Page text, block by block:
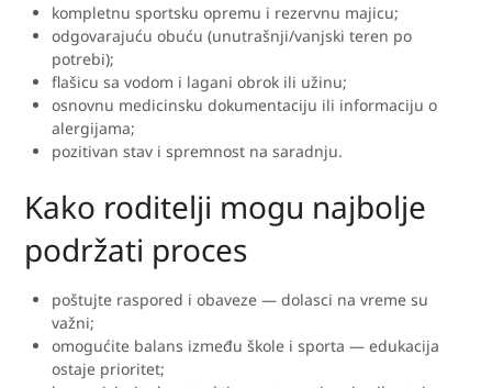
kompletnu sportsku opremu i rezervnu majicu;
odgovarajuću obuću (unutrašnji/vanjski teren po
potrebi);
flašicu sa vodom i lagani obrok ili užinu;
osnovnu medicinsku dokumentaciju ili informaciju o
alergijama;
pozitivan stav i spremnost na saradnju.
Kako roditelji mogu najbolje
podržati proces
poštujte raspored i obaveze — dolasci na vreme su
važni;
omogućite balans između škole i sporta — edukacija
ostaje prioritet;